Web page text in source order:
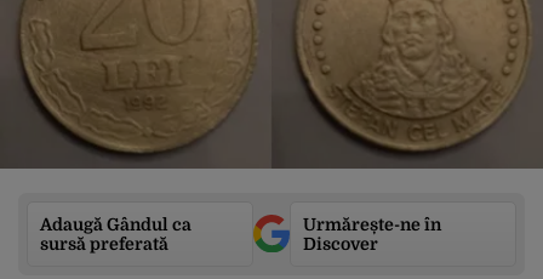
Adaugă Gândul ca
sursă preferată
Urmărește-ne în
Discover